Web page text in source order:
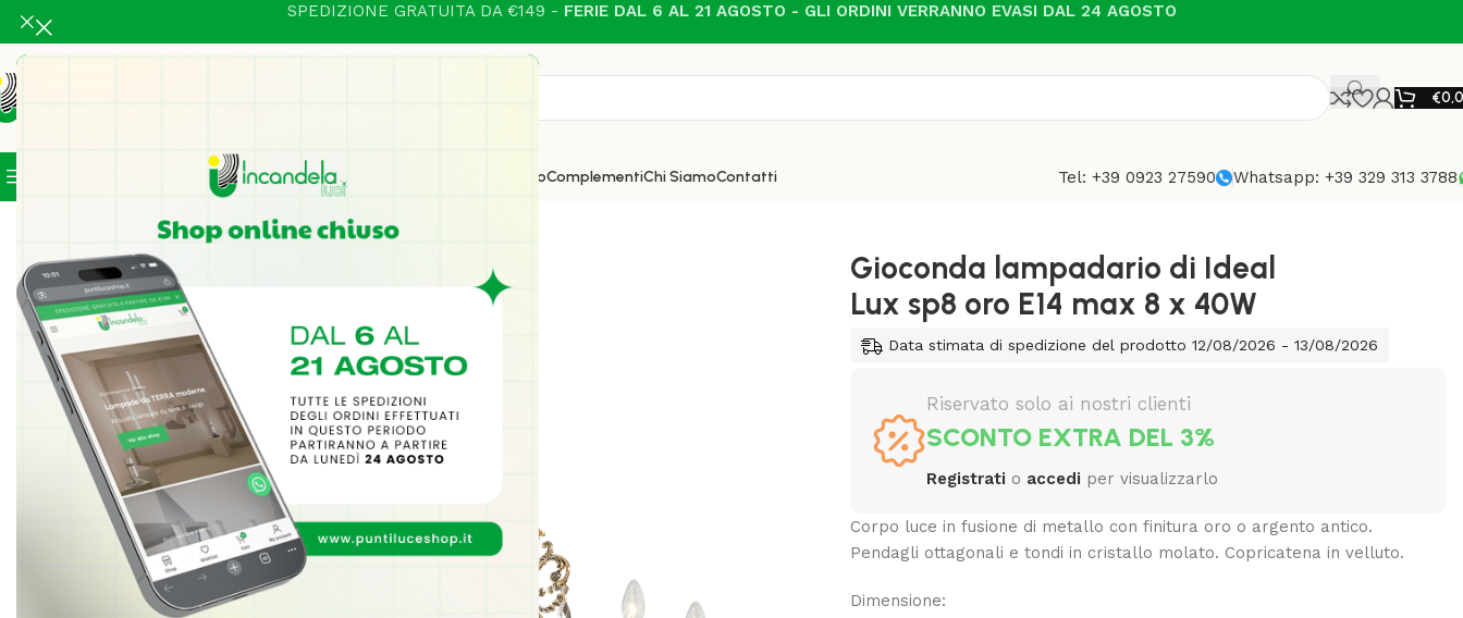
SPEDIZIONE GRATUITA DA €149 - FERIE DAL 6 AL 21 AGOSTO - GLI ORDINI VERRANNO EVASI DAL 24 AGOSTO
€
In Vetrina EsternoComplementiChi SiamoContatti Tel: +39 0923 27590
Whatsapp: +39 329 313 3788
Illuminazione Interni Lampadari in fusione
Gioconda lampadario di Ideal
Lux sp8 oro E14 max 8 x 40W
Data stimata di spedizione del prodotto 12/08/2026 - 13/08/2026
Riservato solo ai nostri clienti
SCONTO EXTRA DEL 3%
Registrati o accedi per visualizzarlo
Corpo luce in fusione di metallo con finitura oro o argento antico.
Pendagli ottagonali e tondi in cristallo molato. Copricatena in velluto.
Dimensione: